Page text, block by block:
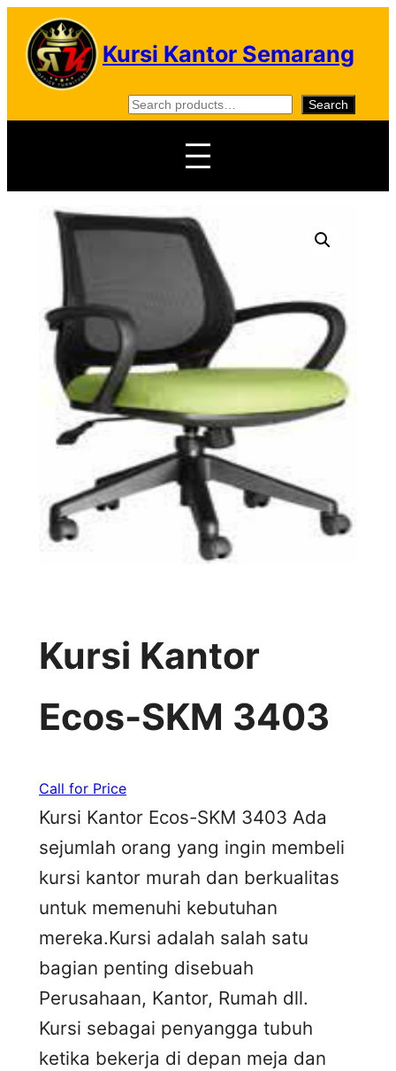
Skip
content
Kursi Kantor Semarang
S
e
c
Search
Kursi Kantor
Ecos-SKM 3403
Call for Price
Kursi Kantor Ecos-SKM 3403 Ada
sejumlah orang yang ingin membeli
kursi kantor murah dan berkualitas
untuk memenuhi kebutuhan
mereka.Kursi adalah salah satu
bagian penting disebuah
Perusahaan, Kantor, Rumah dll.
Kursi sebagai penyangga tubuh
ketika bekerja di depan meja dan